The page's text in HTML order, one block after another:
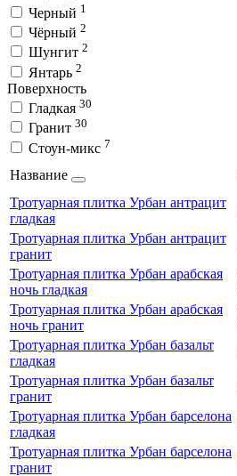
Черный 1
Чёрный 2
Шунгит 2
Янтарь 2
Поверхность
Гладкая 30
Гранит 30
Стоун-микс 7
Название
Тротуарная плитка Урбан антрацит
гладкая
Тротуарная плитка Урбан антрацит
гранит
Тротуарная плитка Урбан арабская
ночь гладкая
Тротуарная плитка Урбан арабская
ночь гранит
Тротуарная плитка Урбан базальт
гладкая
Тротуарная плитка Урбан базальт
гранит
Тротуарная плитка Урбан барселона
гладкая
Тротуарная плитка Урбан барселона
гранит